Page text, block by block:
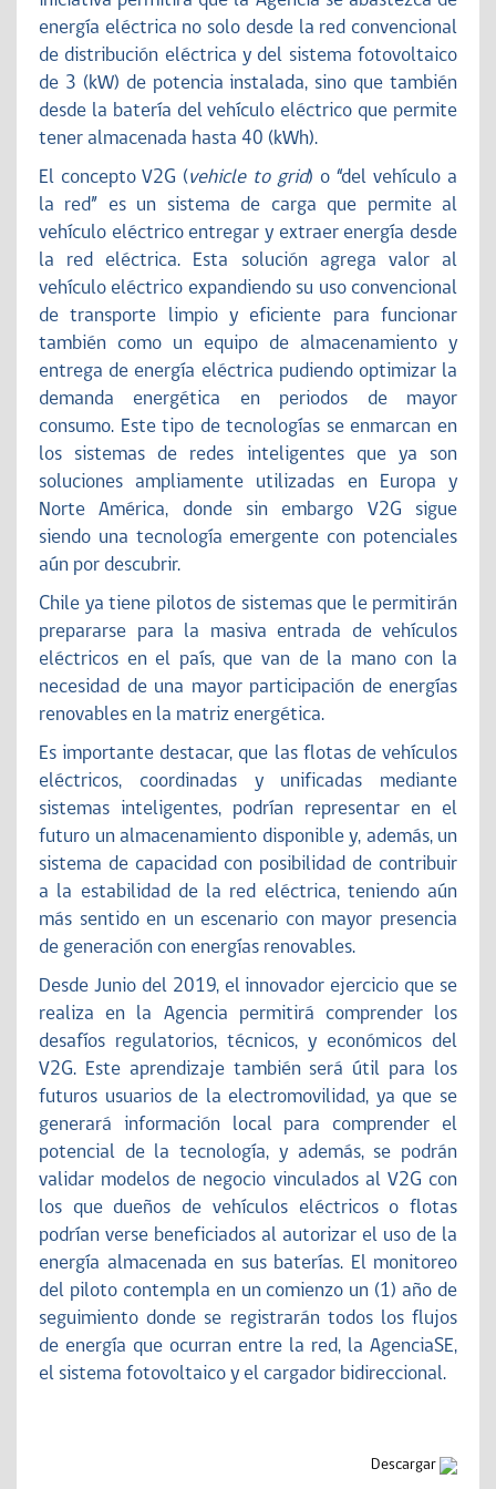
energía eléctrica no solo desde la red convencional
de distribución eléctrica y del sistema fotovoltaico
de 3 (kW) de potencia instalada, sino que también
desde la batería del vehículo eléctrico que permite
tener almacenada hasta 40 (kWh).
El concepto V2G (vehicle to grid) o “del vehículo a
la red” es un sistema de carga que permite al
vehículo eléctrico entregar y extraer energía desde
la red eléctrica. Esta solución agrega valor al
vehículo eléctrico expandiendo su uso convencional
de transporte limpio y eficiente para funcionar
también como un equipo de almacenamiento y
entrega de energía eléctrica pudiendo optimizar la
demanda energética en periodos de mayor
consumo. Este tipo de tecnologías se enmarcan en
los sistemas de redes inteligentes que ya son
soluciones ampliamente utilizadas en Europa y
Norte América, donde sin embargo V2G sigue
siendo una tecnología emergente con potenciales
aún por descubrir.
Chile ya tiene pilotos de sistemas que le permitirán
prepararse para la masiva entrada de vehículos
eléctricos en el país, que van de la mano con la
necesidad de una mayor participación de energías
renovables en la matriz energética.
Es importante destacar, que las flotas de vehículos
eléctricos, coordinadas y unificadas mediante
sistemas inteligentes, podrían representar en el
futuro un almacenamiento disponible y, además, un
sistema de capacidad con posibilidad de contribuir
a la estabilidad de la red eléctrica, teniendo aún
más sentido en un escenario con mayor presencia
de generación con energías renovables.
Desde Junio del 2019, el innovador ejercicio que se
realiza en la Agencia permitirá comprender los
desafíos regulatorios, técnicos, y económicos del
V2G. Este aprendizaje también será útil para los
futuros usuarios de la electromovilidad, ya que se
generará información local para comprender el
potencial de la tecnología, y además, se podrán
validar modelos de negocio vinculados al V2G con
los que dueños de vehículos eléctricos o flotas
podrían verse beneficiados al autorizar el uso de la
energía almacenada en sus baterías. El monitoreo
del piloto contempla en un comienzo un (1) año de
seguimiento donde se registrarán todos los flujos
de energía que ocurran entre la red, la AgenciaSE,
el sistema fotovoltaico y el cargador bidireccional.
Descargar